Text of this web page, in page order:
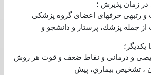
زمان پذيرش ؛
و رتبهی حرفهای اعضای گروه پزشكی
از جمله پزشك، پرستار و دانشجو و
يكديگر؛
و درمانی و نقاط ضعف و قوت هر روش
، تشخيص بيماري، پيش